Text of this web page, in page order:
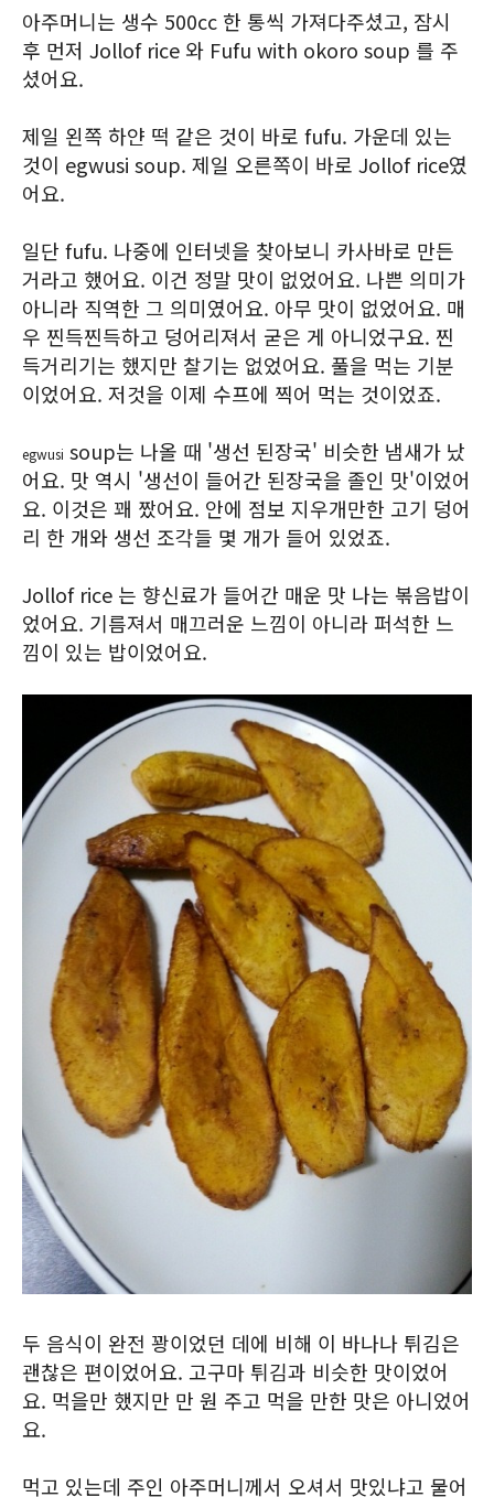
아주머니는 생수 500cc 한 통씩 가져다주셨고, 잠시
후 먼저 Jollof rice 와 Fufu with okoro soup 를 주
셨어요.
제일 왼쪽 하얀 떡 같은 것이 바로 fufu. 가운데 있는
것이 egwusi soup. 제일 오른쪽이 바로 Jollof rice였
어요.
일단 fufu. 나중에 인터넷을 찾아보니 카사바로 만든
거라고 했어요. 이건 정말 맛이 없었어요. 나쁜 의미가
아니라 직역한 그 의미였어요. 아무 맛이 없었어요. 매
우 찐득찐득하고 덩어리져서 굳은 게 아니었구요. 찐
득거리기는 했지만 찰기는 없었어요. 풀을 먹는 기분
이었어요. 저것을 이제 수프에 찍어 먹는 것이었죠.
egwusi soup는 나올 때 '생선 된장국' 비슷한 냄새가 났
어요. 맛 역시 '생선이 들어간 된장국을 졸인 맛'이었어
요. 이것은 꽤 짰어요. 안에 점보 지우개만한 고기 덩어
리 한 개와 생선 조각들 몇 개가 들어 있었죠.
Jollof rice 는 향신료가 들어간 매운 맛 나는 볶음밥이
었어요. 기름져서 매끄러운 느낌이 아니라 퍼석한 느
낌이 있는 밥이었어요.
두 음식이 완전 꽝이었던 데에 비해 이 바나나 튀김은
괜찮은 편이었어요. 고구마 튀김과 비슷한 맛이었어
요. 먹을만 했지만 만 원 주고 먹을 만한 맛은 아니었어
요.
먹고 있는데 주인 아주머니께서 오셔서 맛있냐고 물어